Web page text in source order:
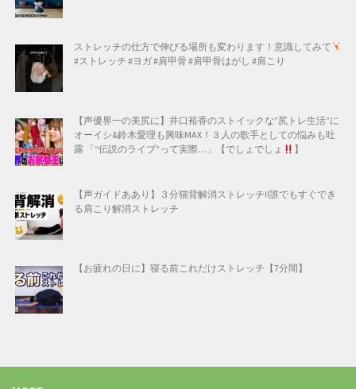
ストレッチの仕方で伸びる場所も変わります！意識してみて
#ストレッチ #ヨガ #肩甲骨 #肩甲骨はがし #肩こり
【声優界一の美尻に】井口裕香のストイックな”尻トレ生活”に
オーイシ&鈴木愛理も興味MAX！３人の歌手としての悩みも吐
露 「“伝説のライブ”って実際…」【でしょでしょ
】
【声ガイドああり】３分猫背解消ストレッチ!!誰でもすぐでき
る肩こり解消ストレッチ
【お疲れの日に】寝る前これだけストレッチ【7分間】